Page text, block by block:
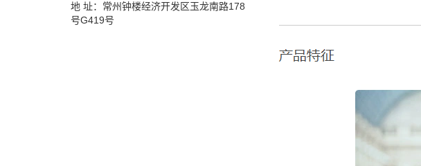
地 址：常州钟楼经济开发区玉龙南路178
号G419号